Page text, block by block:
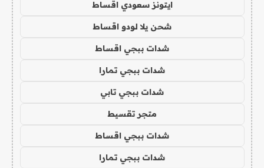
ايتونز سعودي اقساط
شحن يلا لودو اقساط
شدات ببجي اقساط
شدات ببجي تمارا
شدات ببجي تابي
متجر تقسيط
شدات ببجي اقساط
شدات ببجي تمارا